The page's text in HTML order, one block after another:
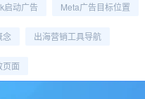
启动广告 Meta广告目标位置
念 出海营销工具导航
页面